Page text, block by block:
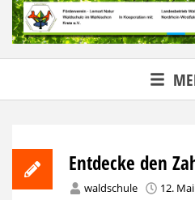
Skip
Entdecke den
waldschule 12.